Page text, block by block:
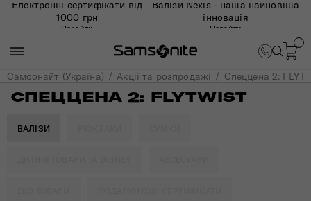
Електронні сертифікати від
1000 грн
Перейти
Валізи Nexis - наша найновіша
інновація
Перейти
Самсонайт (Україна) Акції та розпродажі Спеццена 2:
СПЕЦЦЕНА 2: FLYTWIST
ВАЛІЗИ